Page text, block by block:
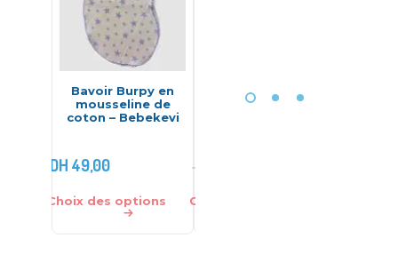
Bavoir Burpy en
mousseline de
coton – Bebekevi
DH 49,00
Choix des options
Bavoir tissus
imperméable avec
Choix des options